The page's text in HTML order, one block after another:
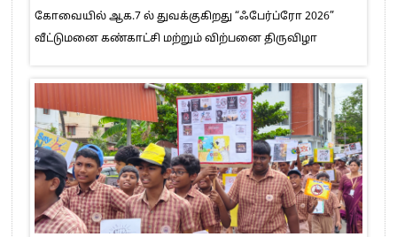
கோவையில் ஆக.7 ல் துவக்குகிறது “ஃபேர்ப்ரோ 2026”
வீட்டுமனை கண்காட்சி மற்றும் விற்பனை திருவிழா